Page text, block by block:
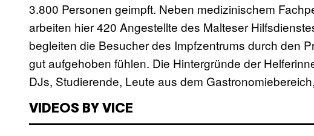
3.800 Personen geimpft. Neben medizinischem
arbeiten hier 420 Angestellte des Malteser
begleiten die Besucher des Impfzentrums durch den
gut aufgehoben fühlen. Die Hintergründe der
DJs, Studierende, Leute aus dem
VIDEOS BY VICE